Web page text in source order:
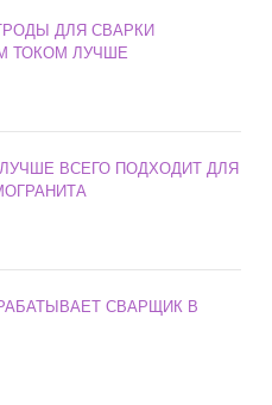
ДЛЯ СВАРКИ
ТОКОМ ЛУЧШЕ
ВСЕГО ПОДХОДИТ ДЛЯ
СВАРЩИК В